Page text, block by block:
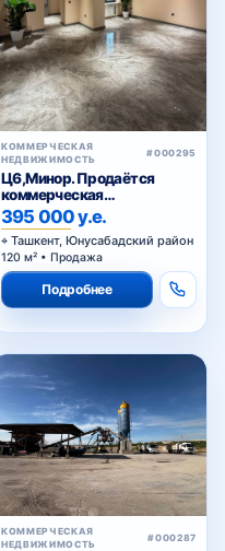
КОММЕРЧЕСКАЯ
НЕДВИЖИМОСТЬ
#000295
Ц6,Минор. Продаётся
коммерческая
недвижимость
395 000 у.е.
Ташкент, Юнусабадский район
120 м² • Продажа
Подробнее
КОММЕРЧЕСКАЯ
НЕДВИЖИМОСТЬ
#000287